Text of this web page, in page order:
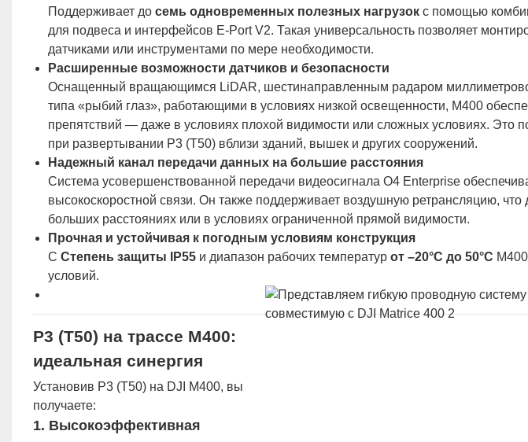
Поддерживает досемь одновременных полезных нагрузокс помощью
для подвеса и интерфейсов E-Port V2. Такая универсальность позволяет
датчиками или инструментами по мере необходимости.
Расширенные возможности датчиков и безопасности
Оснащенный вращающимся LiDAR, шестинаправленным радаром
типа «рыбий глаз», работающими в условиях низкой освещенности, M400
препятствий — даже в условиях плохой видимости или сложных условиях. Это
при развертывании P3 (T50) вблизи зданий, вышек и других сооружений.
Надежный канал передачи данных на большие расстояния
Система усовершенствованной передачи видеосигнала O4 Enterprise
высокоскоростной связи. Он также поддерживает воздушную ретрансляцию, что
больших расстояниях или в условиях ограниченной прямой видимости.
Прочная и устойчивая к погодным условиям конструкция
ССтепень защиты IP55 и диапазон рабочих температурот –20°С до 50°С
условий.
P3 (T50) на трассе M400:
идеальная синергия
Установив P3 (T50) на DJI M400, вы
получаете:
1. Высокоэффективная